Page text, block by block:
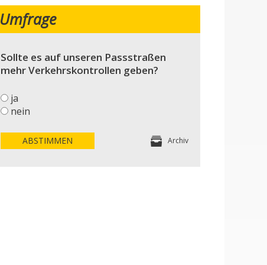
Umfrage
Sollte es auf unseren Passstraßen
mehr Verkehrskontrollen geben?
ja
nein
ABSTIMMEN Archiv